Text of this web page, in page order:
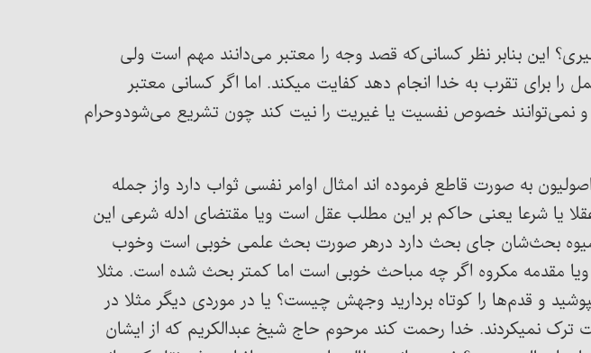
این بنابر نظر کسانی‌که قصد وجه را معتبر می‌دانند مهم است ولی
برای تقرب به خدا انجام دهد کفایت میکند. اما اگر کسانی معتبر
و نمی‌توانند خصوص نفسیت یا غیریت را نیت کند چون تشریع می‌شودوحرام
به صورت قاطع فرموده اند امثال اوامر نفسی ثواب دارد واز جمله
یا شرعا یعنی حاکم بر این مطلب عقل است ویا مقتضای ادله شرعی این
شیوه بحث‌شان جای بحث دارد درهر صورت بحث علمی خوبی است وخوب
مقدمه مکروه اگر چه مباحث خوبی است اما کمتر بحث شده است. مثلا
و قدم‌ها را کوتاه بردارید وجهش چیست؟ یا در موردی دیگر مثلا در
نافله می‌خواندند وهیچوقت ترک نمیکردند. خدا رحمت کند مرحوم حاج شیخ عبدالکریم که از ایشان